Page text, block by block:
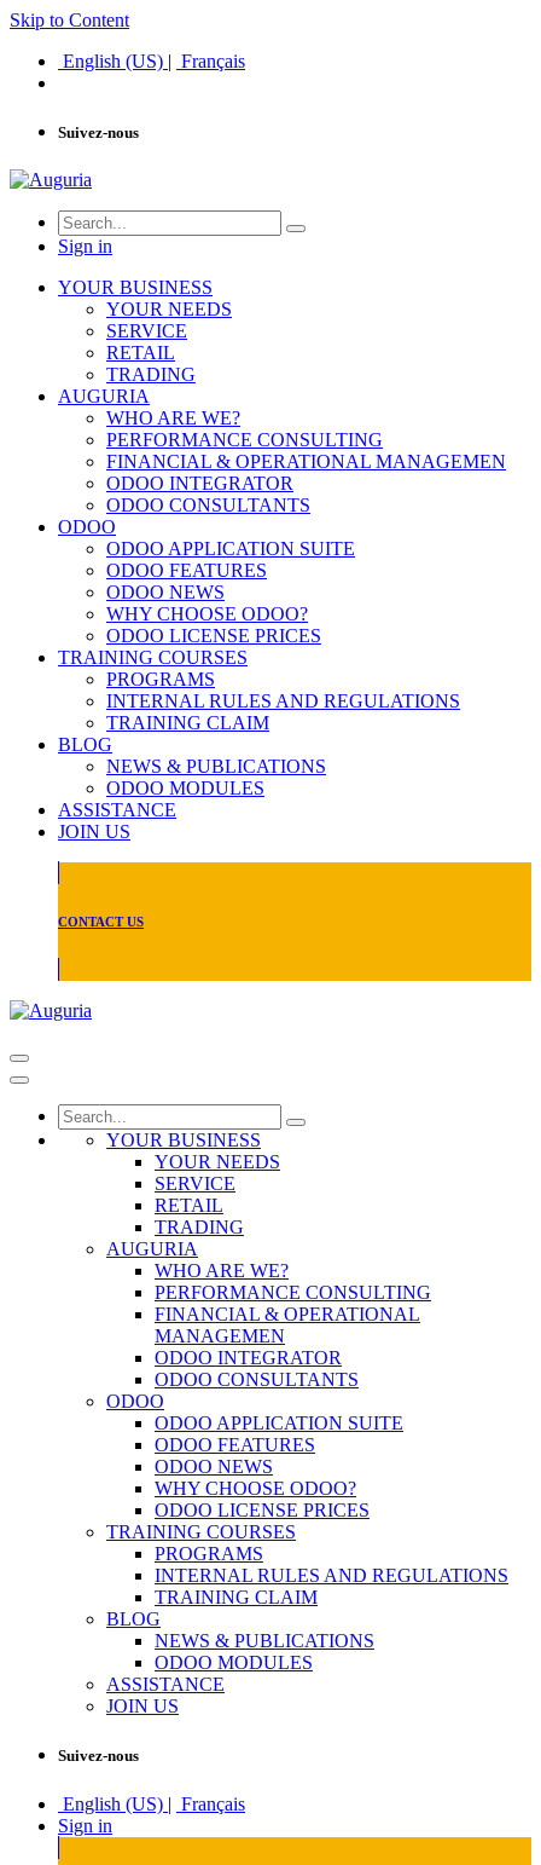
Skip to Content
English (US) | Français
Suivez-nous
Sign in
YOUR BUSINESS
YOUR NEEDS
SERVICE
RETAIL
TRADING
AUGURIA
WHO ARE WE?
PERFORMANCE CONSULTING
FINANCIAL & OPERATIONAL MANAGEMEN
ODOO INTEGRATOR
ODOO CONSULTANTS
ODOO
ODOO APPLICATION SUITE
ODOO FEATURES
ODOO NEWS
WHY CHOOSE ODOO?
ODOO LICENSE PRICES
TRAINING COURSES
PROGRAMS
INTERNAL RULES AND REGULATIONS
TRAINING CLAIM
BLOG
NEWS & PUBLICATIONS
ODOO MODULES
ASSISTANCE
JOIN US
CONTACT US
YOUR BUSINESS
YOUR NEEDS
SERVICE
RETAIL
TRADING
AUGURIA
WHO ARE WE?
PERFORMANCE CONSULTING
FINANCIAL & OPERATIONAL
MANAGEMEN
ODOO INTEGRATOR
ODOO CONSULTANTS
ODOO
ODOO APPLICATION SUITE
ODOO FEATURES
ODOO NEWS
WHY CHOOSE ODOO?
ODOO LICENSE PRICES
TRAINING COURSES
PROGRAMS
INTERNAL RULES AND REGULATIONS
TRAINING CLAIM
BLOG
NEWS & PUBLICATIONS
ODOO MODULES
ASSISTANCE
JOIN US
Suivez-nous
English (US) | Français
Sign in